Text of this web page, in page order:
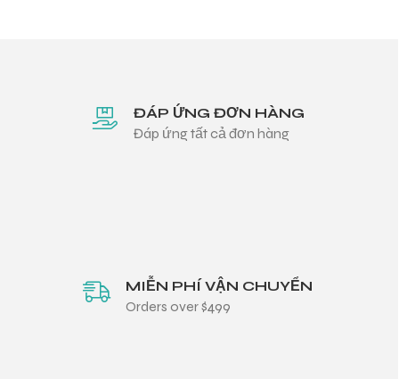
ĐÁP ỨNG ĐƠN HÀNG
Đáp ứng tất cả đơn hàng
MIỄN PHÍ VẬN CHUYỂN
Orders over $499